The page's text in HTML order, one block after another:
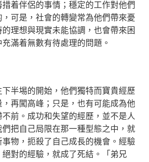
着伴侶的事情；穩定的工作對他們
可是，社會的轉變常為他們帶來憂
理想與現實未能協調，也會帶來困
滿着無數有待處理的問題。
埸的開始，他們獨特而寶貴經歷
再闖高峰；只是，也有可能成為他
前。成功和失望的經歷，並不是人
把自己局限在那一種型態之中，就
物，扼殺了自己成長的機會。經驗
對的經驗，就成了死結。「弟兄